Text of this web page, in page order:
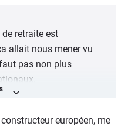
vous parler du
an maximum légal après
vous....
retraite est
allait nous mener vu
pas non plus
niveau fiabilité.
ça tatillonne
européen, me